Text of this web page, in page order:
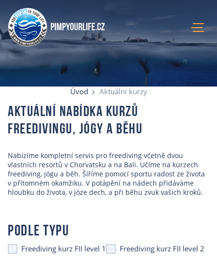
Lokace
Recenze
Blog
E-shop
Kontakty
Úvod Aktuální kurzy
Aktuální nabídka kurzů
freedivingu, jógy a běhu
Nabízíme kompletní servis pro freediving včetně dvou
vlastních resortů v Chorvatsku a na Bali. Učíme na kurzech
freediving, jógu a běh. Šíříme pomocí sportu radost ze života
v přítomném okamžiku. V potápění na nádech přidáváme
hloubku do života, v józe dech, a při běhu zvuk vašich kroků.
PODLE TYPU
Freediving kurz FII level 1
Freediving kurz FII level 2